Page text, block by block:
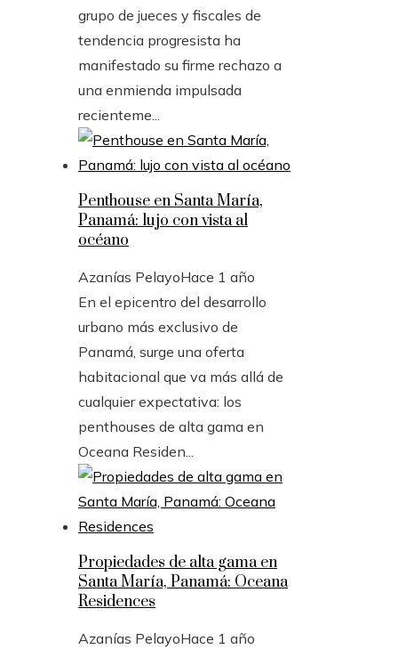
grupo de jueces y fiscales de
tendencia progresista ha
manifestado su firme rechazo a
una enmienda impulsada
recienteme...
Penthouse en Santa María,
Panamá: lujo con vista al
océano
Azanías PelayoHace 1 año
En el epicentro del desarrollo
urbano más exclusivo de
Panamá, surge una oferta
habitacional que va más allá de
cualquier expectativa: los
penthouses de alta gama en
Oceana Residen...
Propiedades de alta gama en
Santa María, Panamá: Oceana
Residences
Azanías PelayoHace 1 año